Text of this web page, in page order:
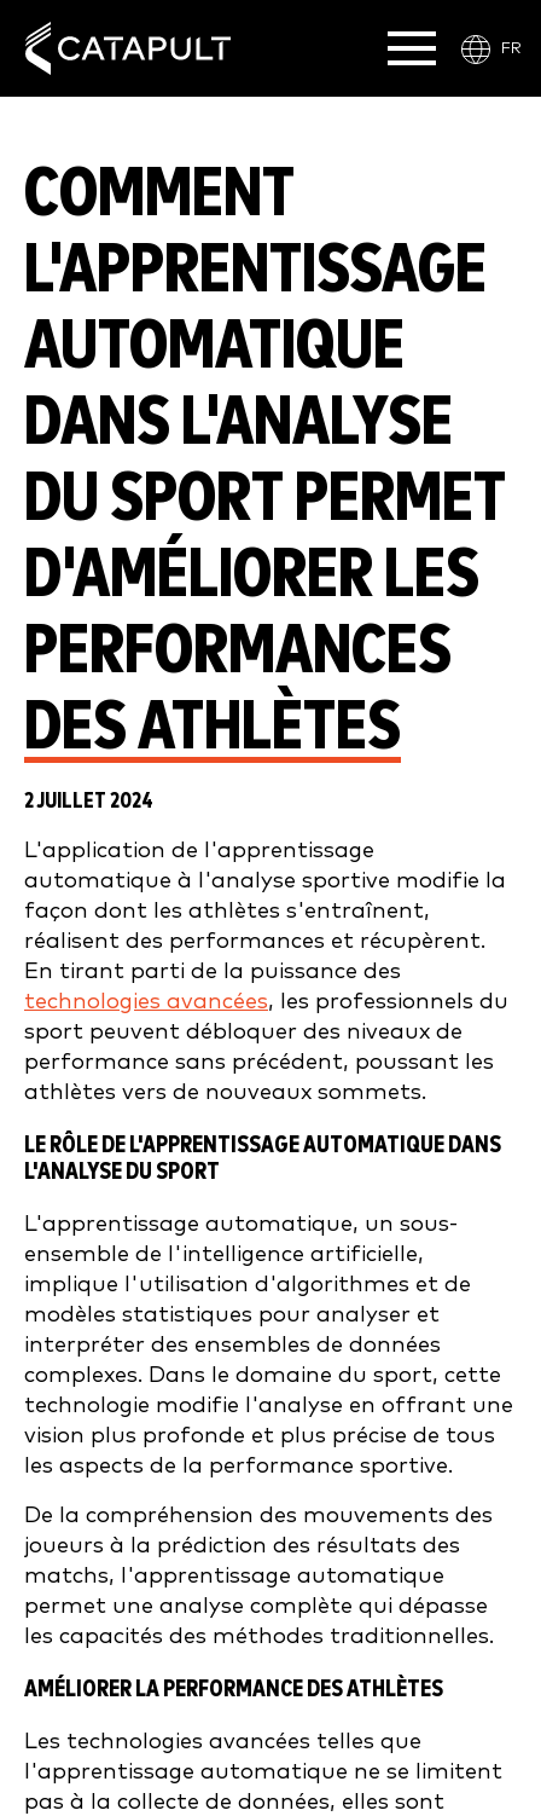
FR
COMMENT
L'APPRENTISSAGE
AUTOMATIQUE
DANS L'ANALYSE
DU SPORT PERMET
D'AMÉLIORER LES
PERFORMANCES
DES ATHLÈTES
2 JUILLET 2024
L'application de l'apprentissage
automatique à l'analyse sportive modifie la
façon dont les athlètes s'entraînent,
réalisent des performances et récupèrent.
En tirant parti de la puissance des
technologies avancées, les professionnels du
sport peuvent débloquer des niveaux de
performance sans précédent, poussant les
athlètes vers de nouveaux sommets.
LE RÔLE DE L'APPRENTISSAGE AUTOMATIQUE DANS
L'ANALYSE DU SPORT
L'apprentissage automatique, un sous-
ensemble de l'intelligence artificielle,
implique l'utilisation d'algorithmes et de
modèles statistiques pour analyser et
interpréter des ensembles de données
complexes. Dans le domaine du sport, cette
technologie modifie l'analyse en offrant une
vision plus profonde et plus précise de tous
les aspects de la performance sportive.
De la compréhension des mouvements des
joueurs à la prédiction des résultats des
matchs, l'apprentissage automatique
permet une analyse complète qui dépasse
les capacités des méthodes traditionnelles.
AMÉLIORER LA PERFORMANCE DES ATHLÈTES
Les technologies avancées telles que
l'apprentissage automatique ne se limitent
pas à la collecte de données, elles sont